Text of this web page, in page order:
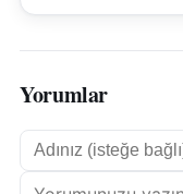
Yorumlar